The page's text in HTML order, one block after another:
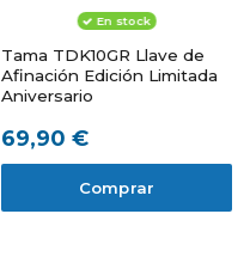
En stock
Tama TDK10GR Llave de
Afinación Edición Limitada
Aniversario
69,90 €
Comprar